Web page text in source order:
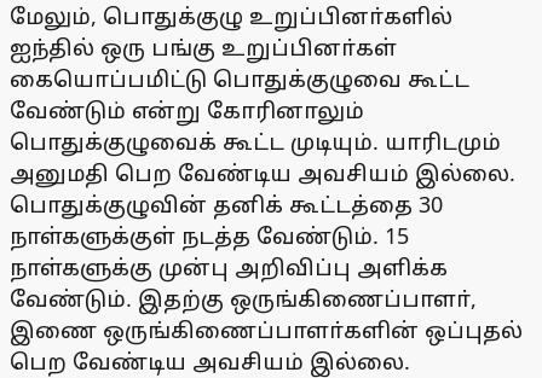
மேலும், பொதுக்குழு உறுப்பினா்களில்
ஐந்தில் ஒரு பங்கு உறுப்பினா்கள்
கையொப்பமிட்டு பொதுக்குழுவை கூட்ட
வேண்டும் என்று கோரினாலும்
பொதுக்குழுவைக் கூட்ட முடியும். யாரிடமும்
அனுமதி பெற வேண்டிய அவசியம் இல்லை.
பொதுக்குழுவின் தனிக் கூட்டத்தை 30
நாள்களுக்குள் நடத்த வேண்டும். 15
நாள்களுக்கு முன்பு அறிவிப்பு அளிக்க
வேண்டும். இதற்கு ஒருங்கிணைப்பாளா்,
இணை ஒருங்கிணைப்பாளா்களின் ஒப்புதல்
பெற வேண்டிய அவசியம் இல்லை.